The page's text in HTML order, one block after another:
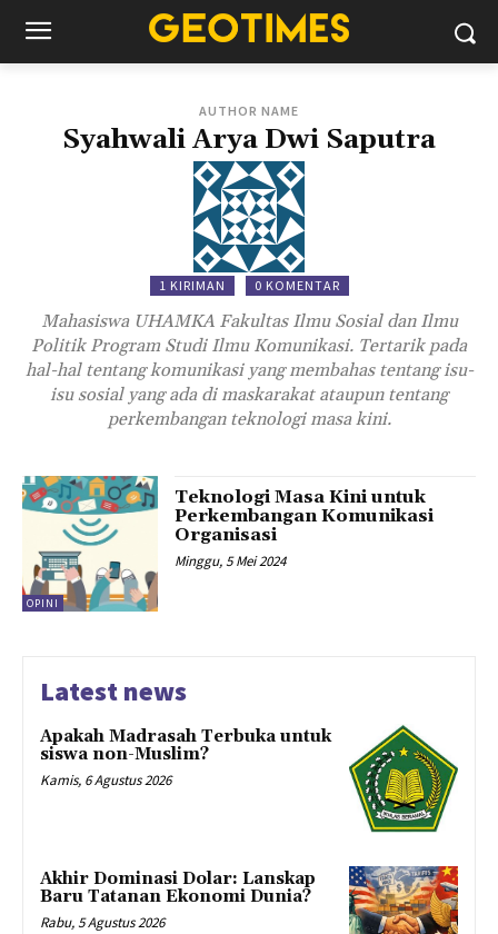
AUTHOR NAME
Syahwali Arya Dwi Saputra
1 KIRIMAN 0 KOMENTAR
Mahasiswa UHAMKA Fakultas Ilmu Sosial dan Ilmu
Politik Program Studi Ilmu Komunikasi. Tertarik pada
hal-hal tentang komunikasi yang membahas tentang isu-
isu sosial yang ada di maskarakat ataupun tentang
perkembangan teknologi masa kini.
OPINI
Teknologi Masa Kini untuk
Perkembangan Komunikasi
Organisasi
Minggu, 5 Mei 2024
Latest news
Apakah Madrasah Terbuka untuk
siswa non-Muslim?
Kamis, 6 Agustus 2026
Akhir Dominasi Dolar: Lanskap
Baru Tatanan Ekonomi Dunia?
Rabu, 5 Agustus 2026